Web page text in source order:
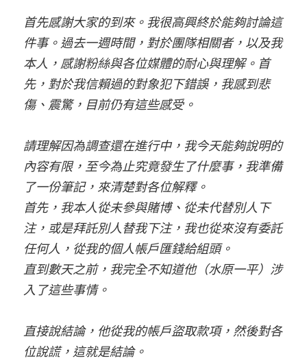
首先感謝大家的到來。我很高興終於能夠討論這
件事。過去一週時間，對於團隊相關者，以及我
本人，感謝粉絲與各位媒體的耐心與理解。首
先，對於我信賴過的對象犯下錯誤，我感到悲
傷、震驚，目前仍有這些感受。
請理解因為調查還在進行中，我今天能夠說明的
內容有限，至今為止究竟發生了什麼事，我準備
了一份筆記，來清楚對各位解釋。
首先，我本人從未參與賭博、從未代替別人下
注，或是拜託別人替我下注，我也從來沒有委託
任何人，從我的個人帳戶匯錢給組頭。
直到數天之前，我完全不知道他（水原一平）涉
入了這些事情。
直接說結論，他從我的帳戶盜取款項，然後對各
位說謊，這就是結論。